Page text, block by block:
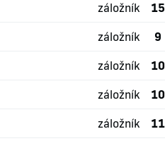
záložník 15
záložník 9
záložník 10
záložník 10
záložník 11